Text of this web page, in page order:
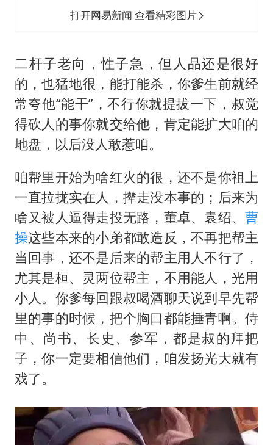
打开网易新闻 查看精彩图片
二杆子老向，性子急，但人品还是很好
的，也猛地很，能打能杀，你爹生前就经
常夸他“能干”，不行你就提拔一下，叔觉
得砍人的事你就交给他，肯定能扩大咱的
地盘，以后没人敢惹咱。
咱帮里开始为啥红火的很，还不是你祖上
一直拉拢实在人，撵走没本事的；后来为
啥又被人逼得走投无路，董卓、袁绍、曹
操这些本来的小弟都敢造反，不再把帮主
当回事，还不是后来的帮主用人不行了，
尤其是桓、灵两位帮主，不用能人，光用
小人。你爹每回跟叔喝酒聊天说到早先帮
里的事的时候，把个胸口都能捶青啊。侍
中、尚书、长史、参军，都是叔的拜把
子，你一定要相信他们，咱发扬光大就有
戏了。